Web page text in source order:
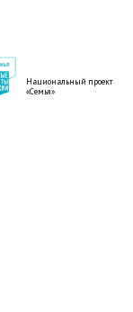
Национальный проект
«Семья»